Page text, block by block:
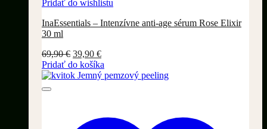
Pridať do wishlistu
InaEssentials – Intenzívne anti-age sérum Rose Elixir
30 ml
69,90€ Pôvodná
cena
bola:
39,90 €Aktuálna
cena
je:
Pridať do košíka